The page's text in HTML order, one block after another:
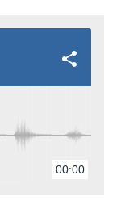
00:00